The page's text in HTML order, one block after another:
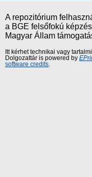
A repozitórium
a BGE felsőfokú
Magyar Állam
Itt kérhet technikai vagy
Dolgozattár is powered by
software credits